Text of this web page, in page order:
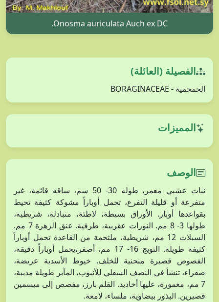
الفصيلة (العائلة)
الحمحمية - BORAGINACEAE
المميزات
الوصف
نبات عشبي معمر، طوله 30- 50 سم، ساقه قائمة، غير
متفرعة أو قليلة التفرع، تحمل أوباراً مشوكة كثيفة تحيط
بقواعدها أوبار. الأوراق بسيطة، لاطئة، متبادلة، شريطية،
طولها 3- 8 مم. النورات عقربية، طرفية. عنق الزهرة 7 مم.
السبلات 12 مم، شريطية، ملتحمة من القاعدة تحمل أوباراً
كثيفة طويلة. التويج 16- 17 مم، أصفر،يحمل أوباراً دقيقة،
الفصوص قصيرة منحنية للخلف. خيوط الأسدية عريضة،
صفراء، تنشأ في النصف السفلي للأنبوب، المآبر طويلة مدببة،
7 مم، مغمورة، عليها أخاديد. القلم بارز، مفصص إلى ميسمين
قصيرين. البذور بيضاوية، ملساء، لامعة.
Onosma auriculata Auch ex DC.